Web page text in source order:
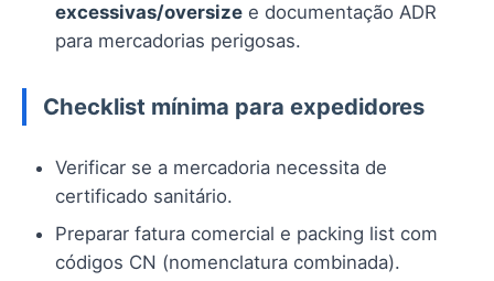
excessivas/oversize e documentação ADR
para mercadorias perigosas.
Checklist mínima para expedidores
Verificar se a mercadoria necessita de
certificado sanitário.
Preparar fatura comercial e packing list com
códigos CN (nomenclatura combinada).